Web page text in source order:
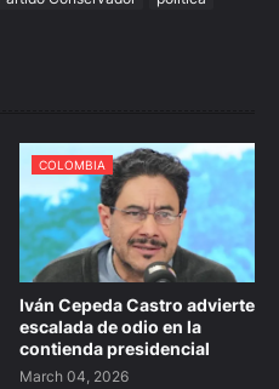
COLOMBIA
Iván Cepeda Castro advierte
escalada de odio en la
contienda presidencial
March 04, 2026